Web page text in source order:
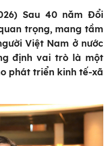
Sau 40 năm Đổi
trọng, mang tầm
Việt Nam ở nước
định vai trò là một
phát triển kinh tế-xã